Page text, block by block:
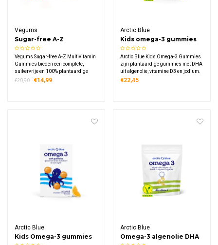
Vegums
Sugar-free A-Z
Multivitamin Gummies
Vegums Sugar-free A-Z Multivitamin
Gummies bieden een complete,
suikervrije en 100% plantaardige
aanvulling van maar liefst 10
€20,90 €14,99
Arctic Blue
Kids omega-3 gummies
algenolie vitamine D3 &
jodium
Arctic Blue Kids Omega-3 Gummies
zijn plantaardige gummies met DHA
uit algenolie, vitamine D3 en jodium.
Deze suikervrije gummies met
€22,45
Arctic Blue
Kids Omega-3 gummies
Arctic Blue
Omega-3 algenolie DHA